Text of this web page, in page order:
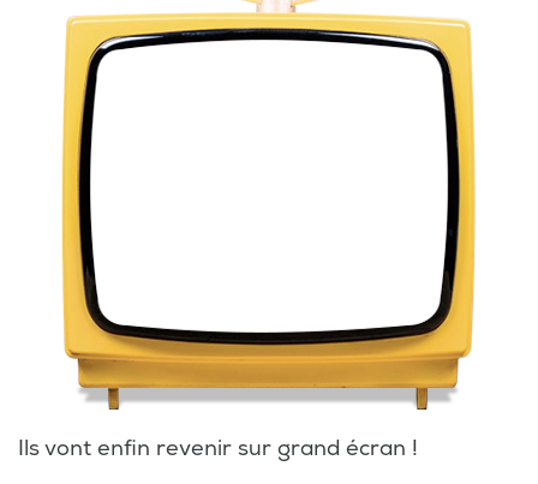
Ils vont enfin revenir sur grand écran !